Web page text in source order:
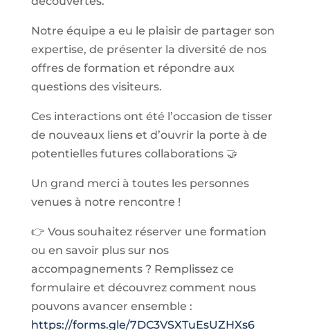
Notre équipe a eu le plaisir de partager son
expertise, de présenter la diversité de nos
offres de formation et répondre aux
questions des visiteurs.
Ces interactions ont été l’occasion de tisser
de nouveaux liens et d’ouvrir la porte à de
potentielles futures collaborations 🤝
Un grand merci à toutes les personnes
venues à notre rencontre !
👉 Vous souhaitez réserver une formation
ou en savoir plus sur nos
accompagnements ? Remplissez ce
formulaire et découvrez comment nous
pouvons avancer ensemble :
https://forms.gle/7DC3VSXTuEsUZHXs6